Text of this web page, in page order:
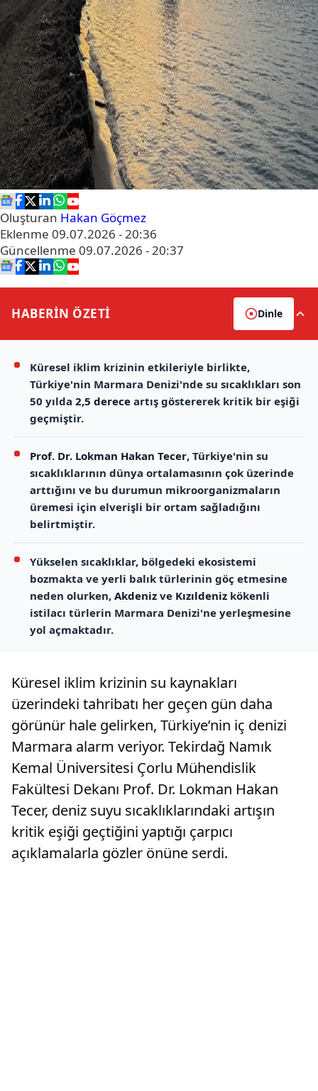
Oluşturan Hakan Göçmez
Eklenme 09.07.2026 - 20:36
Güncellenme 09.07.2026 - 20:37
HABERİN ÖZETİ Dinle
Küresel iklim krizinin etkileriyle birlikte,
Türkiye'nin Marmara Denizi'nde su sıcaklıkları son
50 yılda 2,5 derece artış göstererek kritik bir eşiği
geçmiştir.
Prof. Dr. Lokman Hakan Tecer, Türkiye'nin su
sıcaklıklarının dünya ortalamasının çok üzerinde
arttığını ve bu durumun mikroorganizmaların
üremesi için elverişli bir ortam sağladığını
belirtmiştir.
Yükselen sıcaklıklar, bölgedeki ekosistemi
bozmakta ve yerli balık türlerinin göç etmesine
neden olurken, Akdeniz ve Kızıldeniz kökenli
istilacı türlerin Marmara Denizi'ne yerleşmesine
yol açmaktadır.
Küresel iklim krizinin su kaynakları
üzerindeki tahribatı her geçen gün daha
görünür hale gelirken, Türkiye’nin iç denizi
Marmara alarm veriyor. Tekirdağ Namık
Kemal Üniversitesi Çorlu Mühendislik
Fakültesi Dekanı Prof. Dr. Lokman Hakan
Tecer, deniz suyu sıcaklıklarındaki artışın
kritik eşiği geçtiğini yaptığı çarpıcı
açıklamalarla gözler önüne serdi.